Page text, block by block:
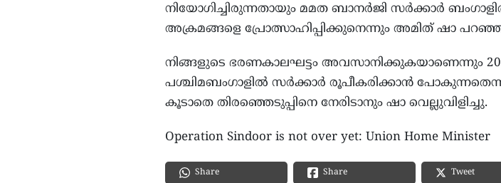
നിയോഗിച്ചിരുന്നതായും മമത ബാനര്‍ജി സര്‍ക്കാര്‍
അക്രമങ്ങളെ പ്രോത്സാഹിപ്പിക്കുനെന്നും അമിത് ഷാ
നിങ്ങളുടെ ഭരണകാലഘട്ടം അവസാനിക്കുകയാണെന്നും
പശ്ചിമബംഗാളില്‍ സര്‍ക്കാര്‍ രൂപീകരിക്കാന്‍
കൂടാതെ തിരഞ്ഞെടുപ്പിനെ നേരിടാനും ഷാ വെല്ലുവിളിച്ചു.
Operation Sindoor is not over yet: Union Home Minister
Share Share Tweet